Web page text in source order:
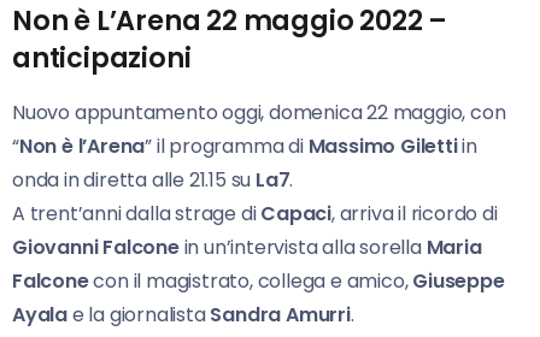
Non è L’Arena 22 maggio 2022 –
anticipazioni
Nuovo appuntamento oggi, domenica 22 maggio, con
“Non è l’Arena” il programma di Massimo Gilettiin
onda in diretta alle 21.15 su La7.
A trent’anni dalla strage diCapaci, arriva il ricordo di
Giovanni Falconein un’intervista alla sorella Maria
Falconecon il magistrato, collega e amico,Giuseppe
Ayalae la giornalistaSandra Amurri.